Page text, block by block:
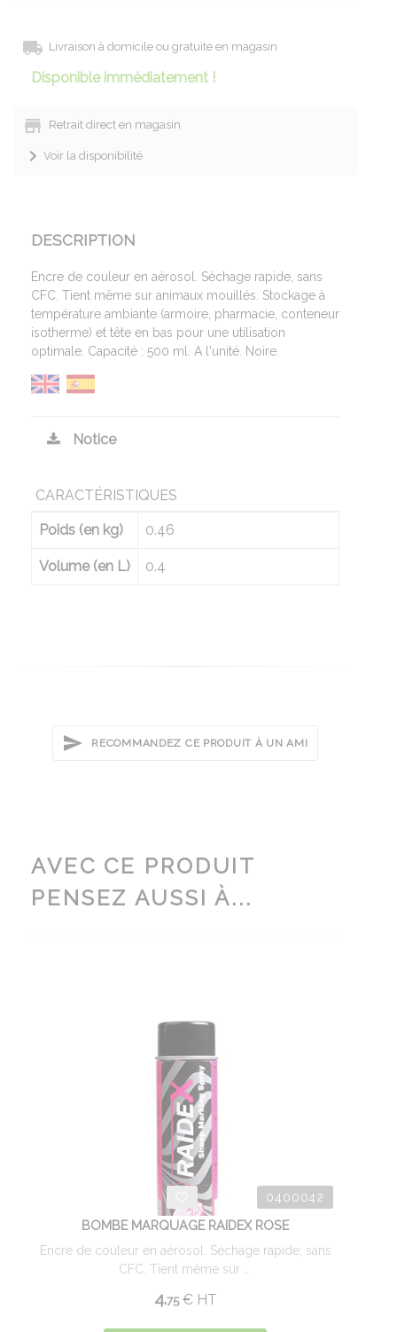
Livraison à domicile ou gratuite en magasin
Disponible immédiatement !
Retrait direct en magasin
Voir la disponibilité
DESCRIPTION
Encre de couleur en aérosol. Séchage rapide, sans
CFC. Tient même sur animaux mouillés. Stockage à
température ambiante (armoire, pharmacie, conteneur
isotherme) et tête en bas pour une utilisation
optimale. Capacité : 500 ml. A l'unité. Noire.
Notice
CARACTÉRISTIQUES
Poids (en kg) 0.46
Volume (en L) 0.4
RECOMMANDEZ CE PRODUIT À UN AMI
AVEC CE PRODUIT
PENSEZ AUSSI À...
0400042
BOMBE MARQUAGE RAIDEX ROSE
Encre de couleur en aérosol. Séchage rapide, sans
CFC. Tient même sur ...
4.75 €HT